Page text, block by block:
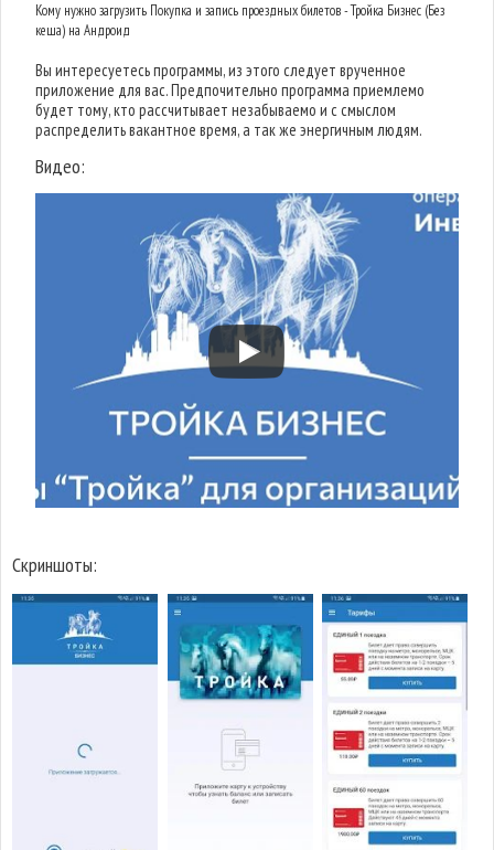
Кому нужно загрузить Покупка и запись проездных билетов - Тройка Бизнес (Без
кеша) на Андроид
Вы интересуетесь программы, из этого следует врученное
приложение для вас. Предпочительно программа приемлемо
будет тому, кто рассчитывает незабываемо и с смыслом
распределить вакантное время, а так же энергичным людям.
Видео:
Скриншоты: